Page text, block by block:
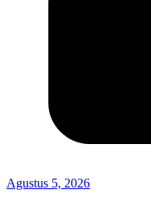
Agustus 5, 2026